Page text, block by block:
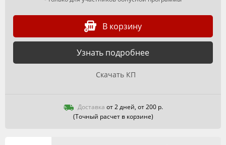
В корзину
Узнать подробнее
Скачать КП
Доставка от 2 дней, от 200 р.
(Точный расчет в корзине)